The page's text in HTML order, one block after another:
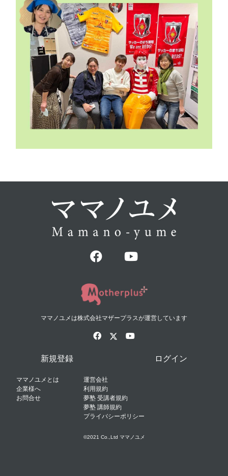
ママノユメは株式会社マザープラスが運営しています
新規登録 ログイン
ママノユメとは
企業様へ
お問合せ
運営会社
利用規約
夢塾 受講者規約
夢塾 講師規約
プライバシーポリシー
©2021 Co.,Ltd ママノユメ